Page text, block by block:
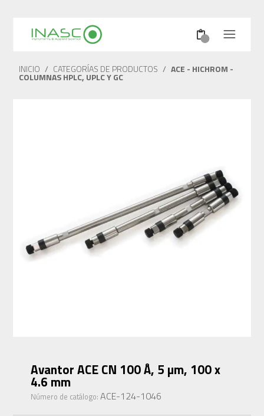
INICIO / CATEGORÍAS DE PRODUCTOS / ACE - HICHROM -
COLUMNAS HPLC, UPLC Y GC
Avantor ACE CN 100 Å, 5 µm, 100 x
4.6 mm
Número de catálogo:ACE-124-1046